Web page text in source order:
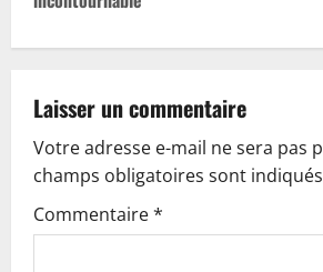
g
a
t
i
o
Laisser un commentaire
Votre adresse e-mail ne sera pas
champs obligatoires sont
Commentaire*